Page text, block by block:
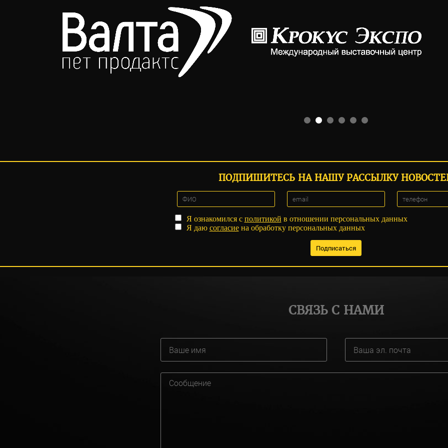
ПОДПИШИТЕСЬ НА НАШУ РАССЫЛКУ
Я ознакомился с политикой в отношении персональных данных
Я даю согласиена обработку персональных данных
СВЯЗЬ С НАМИ